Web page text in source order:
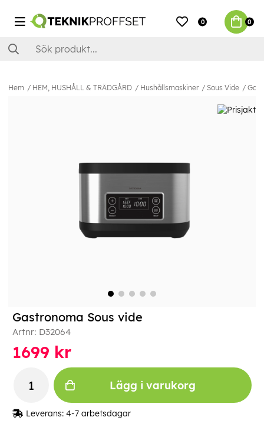
0 0
Hem HEM, HUSHÅLL & TRÄDGÅRD Hushållsmaskiner Sous Vide
Gastronoma Sous vide
Artnr: D32064
1699 kr
Lägg i varukorg
Leverans: 4-7 arbetsdagar